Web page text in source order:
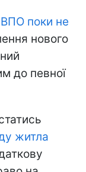
ВПО поки не
нового
до певної
житла